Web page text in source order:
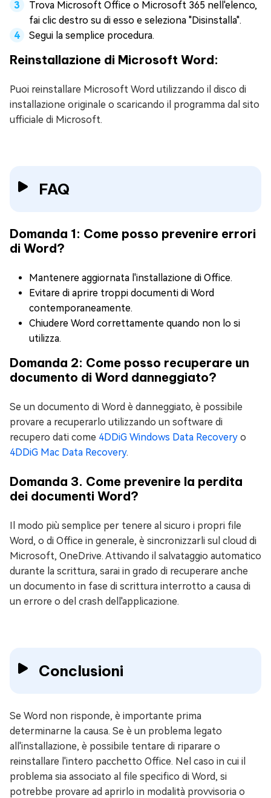
Trova Microsoft Office o Microsoft 365 nell'elenco,
fai clic destro su di esso e seleziona "Disinstalla".
Segui la semplice procedura.
Reinstallazione di Microsoft Word:
Puoi reinstallare Microsoft Word utilizzando il disco di
installazione originale o scaricando il programma dal sito
ufficiale di Microsoft.
FAQ
Domanda 1: Come posso prevenire errori
di Word?
Mantenere aggiornata l'installazione di Office.
Evitare di aprire troppi documenti di Word
contemporaneamente.
Chiudere Word correttamente quando non lo si
utilizza.
Domanda 2: Come posso recuperare un
documento di Word danneggiato?
Se un documento di Word è danneggiato, è possibile
provare a recuperarlo utilizzando un software di
recupero dati come 4DDiG Windows Data Recovery o
4DDiG Mac Data Recovery.
Domanda 3. Come prevenire la perdita
dei documenti Word?
Il modo più semplice per tenere al sicuro i propri file
Word, o di Office in generale, è sincronizzarli sul cloud di
Microsoft, OneDrive. Attivando il salvataggio automatico
durante la scrittura, sarai in grado di recuperare anche
un documento in fase di scrittura interrotto a causa di
un errore o del crash dell'applicazione.
Conclusioni
Se Word non risponde, è importante prima
determinarne la causa. Se è un problema legato
all'installazione, è possibile tentare di riparare o
reinstallare l'intero pacchetto Office. Nel caso in cui il
problema sia associato al file specifico di Word, si
potrebbe provare ad aprirlo in modalità provvisoria o